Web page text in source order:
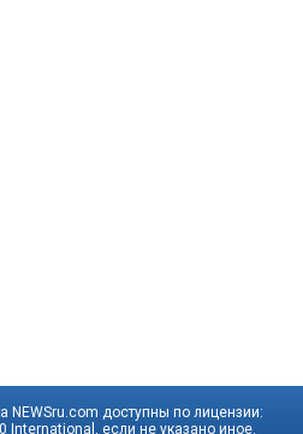
NEWSru.com доступны по лицензии:
International , если не указано иное.